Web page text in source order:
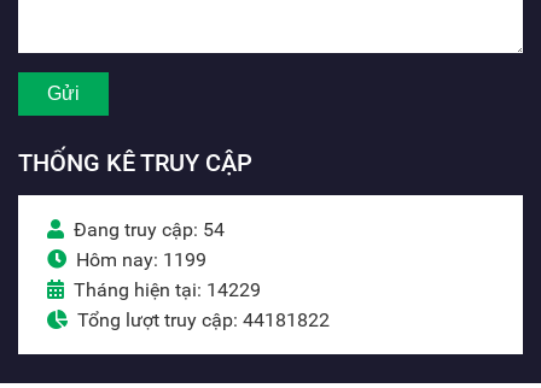
THỐNG KÊ TRUY CẬP
Đang truy cập: 54
Hôm nay: 1199
Tháng hiện tại: 14229
Tổng lượt truy cập: 44181822